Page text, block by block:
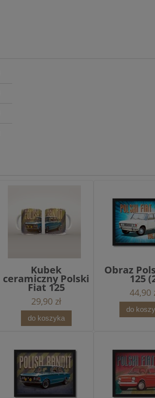
Kubek
ceramiczny Polski
Fiat 125
29,90 zł
do koszyka
Obraz
125
44,90
do